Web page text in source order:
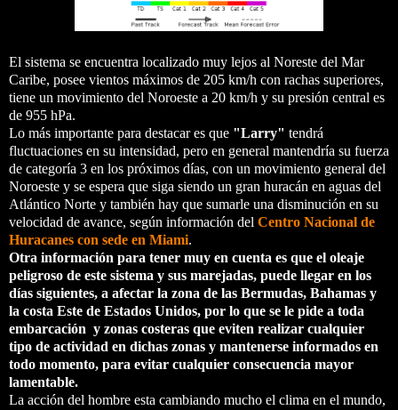
El sistema se encuentra localizado muy lejos al Noreste del Mar
Caribe, posee vientos máximos de 205 km/h con rachas superiores,
tiene un movimiento del Noroeste a 20 km/h y su presión central es
de 955 hPa.
Lo más importante para destacar es que "Larry" tendrá
fluctuaciones en su intensidad, pero en general mantendría su fuerza
de categoría 3 en los próximos días, con un movimiento general del
Noroeste y se espera que siga siendo un gran huracán en aguas del
Atlántico Norte y también hay que sumarle una disminución en su
velocidad de avance, según información del Centro Nacional de
Huracanes con sede en Miami.
Otra información para tener muy en cuenta es que el oleaje
peligroso de este sistema y sus marejadas, puede llegar en los
días siguientes, a afectar la zona de las Bermudas, Bahamas y
la costa Este de Estados Unidos, por lo que se le pide a toda
embarcación y zonas costeras que eviten realizar cualquier
tipo de actividad en dichas zonas y mantenerse informados en
todo momento, para evitar cualquier consecuencia mayor
lamentable.
La acción del hombre esta cambiando mucho el clima en el mundo,